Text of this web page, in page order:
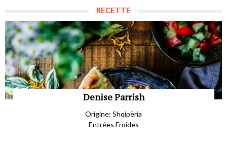
RECETTE
Denise Parrish
Origine: Shqipëria
Entrées Froides